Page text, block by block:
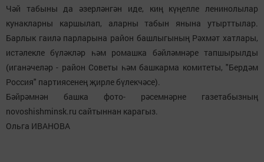
Чәй табыны да әзерләнгән иде, киң күңелле ленинолылар
кунакларны каршылап, аларны табын янына утырттылар.
Барлык гаилә парларына район башлыгының Рәхмәт хатлары,
истәлекле бүләкләр һәм ромашка бәйләмнәре тапшырылды
(иганәчеләр - район Советы һәм башкарма комитеты, "Бердәм
Россия" партиясенең җирле бүлекчәсе).
Бәйрәмнән башка фото- рәсемнәрне газетабызның
novoshishminsk.ru сайтыннан карагыз.
Ольга ИВАНОВА